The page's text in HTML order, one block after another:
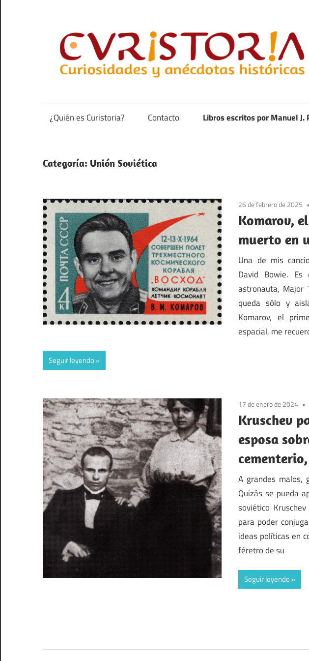
contenido
anécdotas
de
¿Quién es Curistoria? Contacto Libros escritos por Manuel J.
Categoría: Unión Soviética
26 de febrero de 2025
Komarov,
muerto en
Una de mis
David Bowie.
astronauta, Major
queda sólo y
Komarov, el
espacial, me
Seguir leyendo
17 de enero de 2024
Kruschev
esposa
A grandes malos,
Quizás se pueda
soviético
para poder
ideas políticas en
féretro de su
Seguir leyendo